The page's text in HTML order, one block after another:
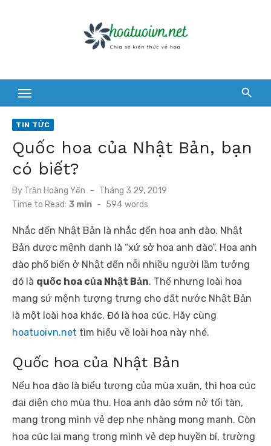
TIN TỨC
Quốc hoa của Nhật Bản, bạn
có biết?
By Trần Hoàng Yến
Posted
on
Tháng 3 29, 2019
Time to Read: 3 min - 594 words
Nhắc đến Nhật Bản là nhắc đến hoa anh đào. Nhật
Bản được mệnh danh là “xứ sở hoa anh đào”. Hoa anh
đào phổ biến ở Nhật đến nỗi nhiều người lầm tưởng
đó là quốc hoa của Nhật Bản. Thế nhưng loài hoa
mang sứ mệnh tượng trưng cho đất nước Nhật Bản
là một loài hoa khác. Đó là hoa cúc. Hãy cùng
hoatuoivn.net tìm hiểu về loài hoa này nhé.
Quốc hoa của Nhật Bản
Nếu hoa đào là biểu tượng của mùa xuân, thì hoa cúc
đại diện cho mùa thu. Hoa anh đào sớm nở tối tàn,
mang trong mình vẻ đẹp nhẹ nhàng mong manh. Còn
hoa cúc lại mang trong mình vẻ đẹp huyền bí, trường